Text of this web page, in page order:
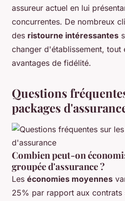
assureur actuel en lui
concurrentes. De nombreux
des ristourne intéressantes
changer d'établissement, tout
avantages de fidélité.
Questions
packages
Combien peut-on
groupée d'assurance ?
Les économies moyennes
25% par rapport aux contrats